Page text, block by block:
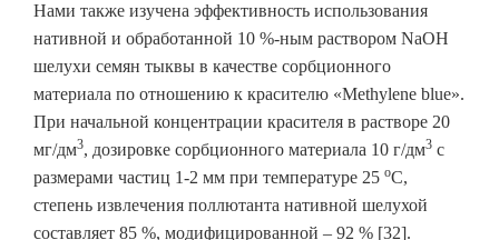
Нами также изучена эффективность использования
нативной и обработанной 10 %-ным раствором NaOH
шелухи семян тыквы в качестве сорбционного
материала по отношению к красителю «Methylene blue».
При начальной концентрации красителя в растворе 20
мг/дм3, дозировке сорбционного материала 10 г/дм3 с
размерами частиц 1-2 мм при температуре 25 оС,
степень извлечения поллютанта нативной шелухой
составляет 85 %, модифицированной – 92 % [32].